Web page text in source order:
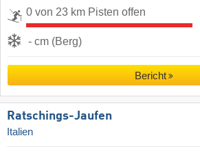
0 von 23 km Pisten offen
- cm (Berg)
Bericht
Ratschings-Jaufen
Italien